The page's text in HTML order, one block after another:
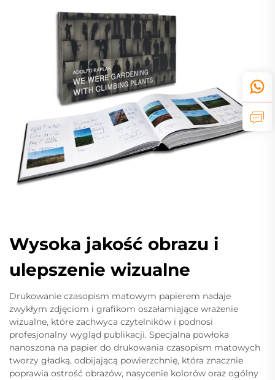
Wysoka jakość obrazu i
ulepszenie wizualne
Drukowanie czasopism matowym papierem nadaje
zwykłym zdjęciom i grafikom oszałamiające wrażenie
wizualne, które zachwyca czytelników i podnosi
profesjonalny wygląd publikacji. Specjalna powłoka
nanoszona na papier do drukowania czasopism matowych
tworzy gładką, odbijającą powierzchnię, która znacznie
poprawia ostrość obrazów, nasycenie kolorów oraz ogólny